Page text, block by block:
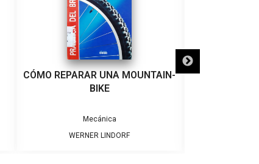
CÓMO REPARAR UNA MOUNTAIN-
BIKE
Mecánica
WERNER LINDORF